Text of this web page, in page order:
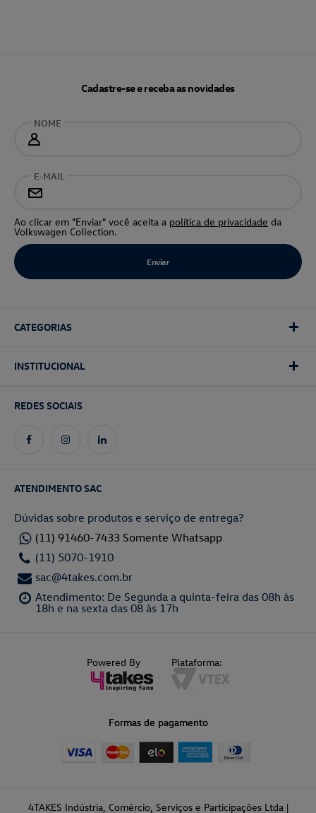
Cadastre-se e receba as novidades
NOME
E-MAIL
Ao clicar em "Enviar" você aceita a política de privacidade da
Volkswagen Collection.
CATEGORIAS
INSTITUCIONAL
REDES SOCIAIS
ATENDIMENTO SAC
Dúvidas sobre produtos e serviço de entrega?
(11) 91460-7433 Somente Whatsapp
(11) 5070-1910
sac@4takes.com.br
Atendimento: De Segunda a quinta-feira das 08h às
18h e na sexta das 08 às 17h
Powered By Plataforma:
Formas de pagamento
4TAKES Indústria, Comércio, Serviços e Participações Ltda |